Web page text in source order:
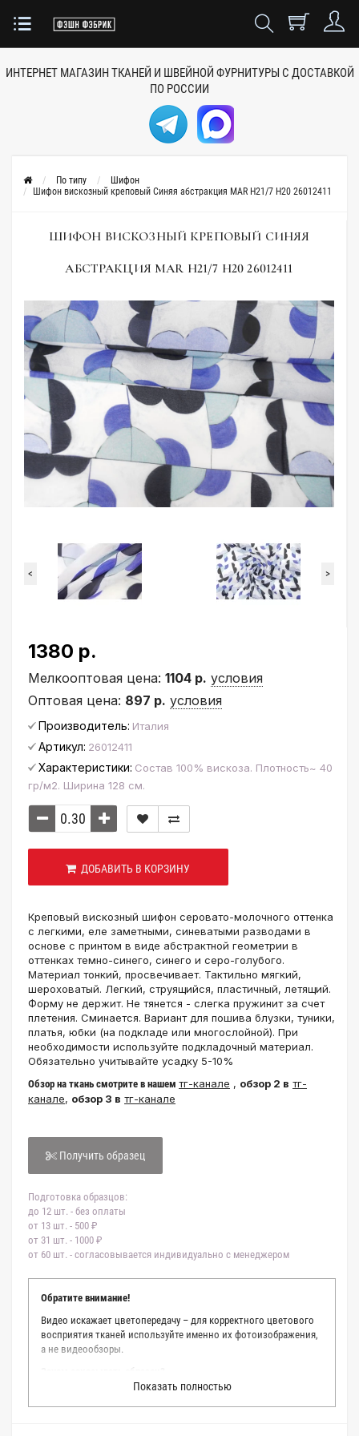
ИНТЕРНЕТ МАГАЗИН ТКАНЕЙ И ШВЕЙНОЙ ФУРНИТУРЫ С ДОСТАВКОЙ
ПО РОССИИ
По типу
Шифон
Шифон вискозный креповый Синяя абстракция MAR H21/7 Н20 26012411
ШИФОН ВИСКОЗНЫЙ КРЕПОВЫЙ СИНЯЯ
АБСТРАКЦИЯ MAR H21/7 Н20 26012411
< >
1380 р.
Мелкооптовая цена: 1104 р. условия
Оптовая цена: 897 р. условия
Производитель: Италия
Артикул: 26012411
Характеристики: Состав 100% вискоза. Плотность~ 40
гр/м2. Ширина 128 см.
ДОБАВИТЬ В КОРЗИНУ
Креповый вискозный шифон серовато-молочного оттенка
с легкими, еле заметными, синеватыми разводами в
основе с принтом в виде абстрактной геометрии в
оттенках темно-синего, синего и серо-голубого.
Материал тонкий, просвечивает. Тактильно мягкий,
шероховатый. Легкий, струящийся, пластичный, летящий.
Форму не держит. Не тянется - слегка пружинит за счет
плетения. Сминается. Вариант для пошива блузки, туники,
платья, юбки (на подкладе или многослойной). При
необходимости используйте подкладочный материал.
Обязательно учитывайте усадку 5-10%
Обзор на ткань смотрите в нашем тг-канале , обзор 2 в тг-
канале, обзор 3 в тг-канале
Получить образец
Подготовка образцов:
до 12 шт. - без оплаты
от 13 шт. - 500 ₽
от 31 шт. - 1000 ₽
от 60 шт. - согласовывается индивидуально с менеджером
Обратите внимание!
Видео искажает цветопередачу – для корректного цветового
восприятия тканей используйте именно их фотоизображения,
а не видеообзоры.
Мы делаем все возможное, чтобы точно описать цвет каждой
ткани из нашего каталога. Мы осматриваем и фотографируем
Показать полностью